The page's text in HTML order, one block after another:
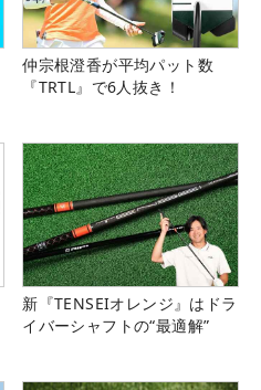
仲宗根澄香が平均パット数
『TRTL』で6人抜き！
新『TENSEIオレンジ』はドラ
イバーシャフトの“最適解”